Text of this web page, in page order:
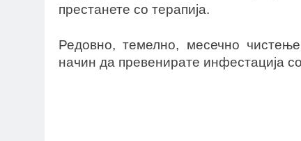
престанете со терапија.
Редовно, темелно, месечно
начин да превенирате инфестација